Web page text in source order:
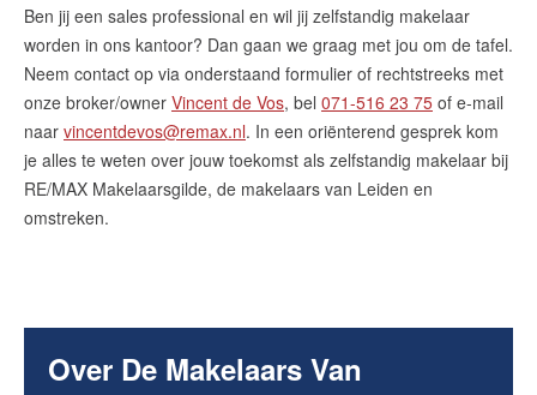
Ben jij een sales professional en wil jij zelfstandig makelaar
worden in ons kantoor? Dan gaan we graag met jou om de tafel.
Neem contact op via onderstaand formulier of rechtstreeks met
onze broker/owner Vincent de Vos, bel 071-516 23 75 of e-mail
naar vincentdevos@remax.nl. In een oriënterend gesprek kom
je alles te weten over jouw toekomst als zelfstandig makelaar bij
RE/MAX Makelaarsgilde, de makelaars van Leiden en
omstreken.
Over De Makelaars Van